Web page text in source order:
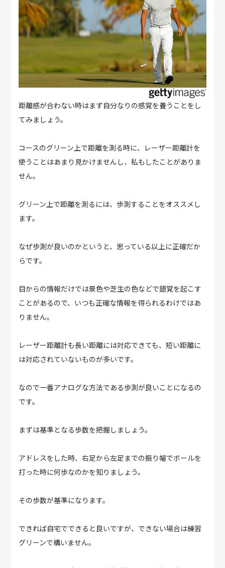
距離感が合わない時はまず自分なりの感覚を養うことをし
てみましょう。
コースのグリーン上で距離を測る時に、レーザー距離計を
使うことはあまり見かけませんし、私もしたことがありま
せん。
グリーン上で距離を測るには、歩測することをオススメし
ます。
なぜ歩測が良いのかというと、思っている以上に正確だか
らです。
目からの情報だけでは景色や芝生の色などで錯覚を起こす
ことがあるので、いつも正確な情報を得られるわけではあ
りません。
レーザー距離計も長い距離には対応できても、短い距離に
は対応されていないものが多いです。
なので一番アナログな方法である歩測が良いことになるの
です。
まずは基準となる歩数を把握しましょう。
アドレスをした時、右足から左足までの振り幅でボールを
打った時に何歩なのかを知りましょう。
その歩数が基準になります。
できれば自宅でできると良いですが、できない場合は練習
グリーンで構いません。